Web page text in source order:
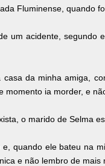
Fluminense, quando
um acidente, segundo
da minha amiga,
momento ia morder, e
o marido de Selma
quando ele bateu na
e não lembro de mais